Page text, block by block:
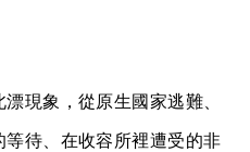
現象，從原生國家逃難、
待、在收容所裡遭受的非